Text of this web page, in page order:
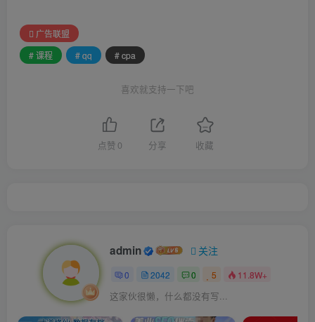
广告联盟
# 课程
# qq # cpa
喜欢就支持一下吧
点赞 0 分享 收藏
admin 关注
0 2042 0 5 11.8W+
这家伙很懒，什么都没有写...